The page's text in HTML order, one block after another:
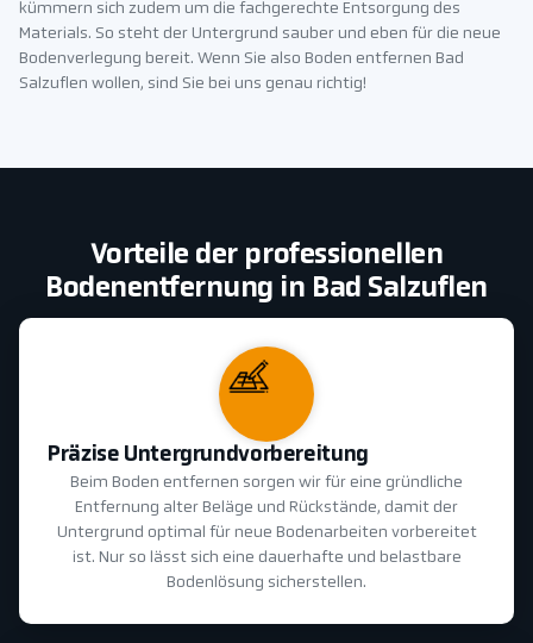
kümmern sich zudem um die fachgerechte Entsorgung des
Materials. So steht der Untergrund sauber und eben für die neue
Bodenverlegung bereit. Wenn Sie also Boden entfernen Bad
Salzuflen wollen, sind Sie bei uns genau richtig!
Vorteile der professionellen
Bodenentfernung in Bad Salzuflen
Präzise Untergrundvorbereitung
Beim Boden entfernen sorgen wir für eine gründliche
Entfernung alter Beläge und Rückstände, damit der
Untergrund optimal für neue Bodenarbeiten vorbereitet
ist. Nur so lässt sich eine dauerhafte und belastbare
Bodenlösung sicherstellen.